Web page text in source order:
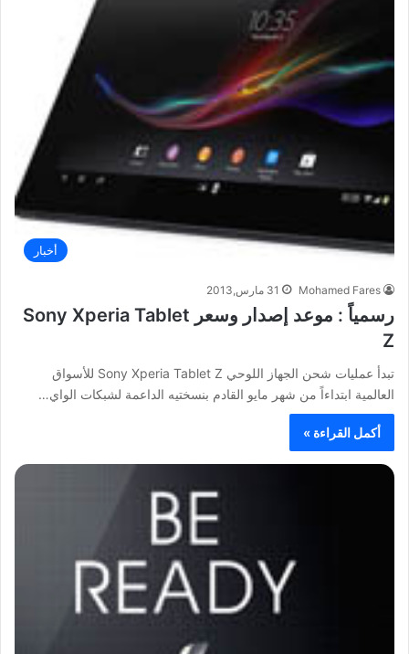
أخبار
Mohamed Fares 31 مارس,2013
رسمياً : موعد إصدار وسعر Sony Xperia Tablet
Z
تبدأ عمليات شحن الجهاز اللوحي Sony Xperia Tablet Z للأسواق
العالمية ابتداءاً من شهر مايو القادم بنسختيه الداعمة لشبكات الواي…
أكمل القراءة »